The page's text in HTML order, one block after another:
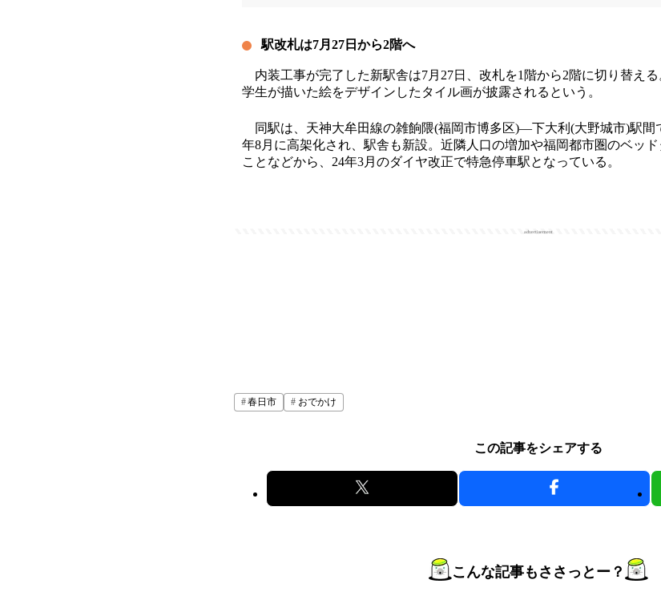
駅改札は7月27日から2階へ
内装工事が完了した新駅舎は7月27日、改札を1階から2階に切り替え
学生が描いた絵をデザインしたタイル画が披露されるという。
同駅は、天神大牟田線の雑餉隈(福岡市博多区)―下大利(大野城市)駅間
年8月に高架化され、駅舎も新設。近隣人口の増加や福岡都市圏のベッ
ことなどから、24年3月のダイヤ改正で特急停車駅となっている。
advertisement
春日市 おでかけ
この記事をシェアする
こんな記事もささっとー？